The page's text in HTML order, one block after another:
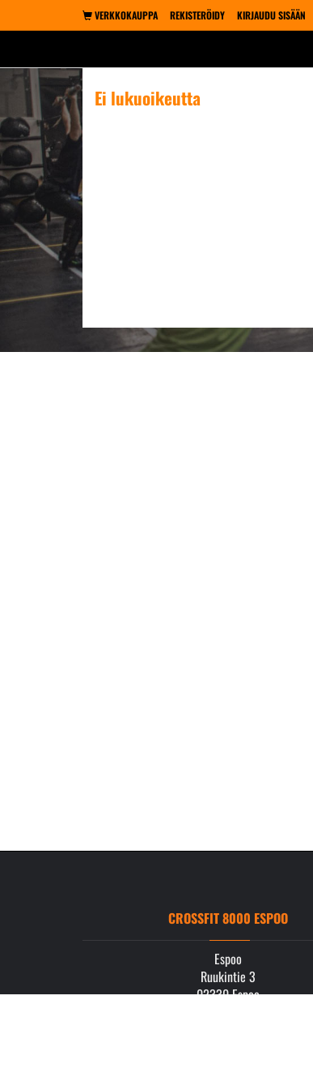
VERKKOKAUPPA REKISTERÖIDY KIRJAUDU SISÄÄN
Ei lukuoikeutta
CROSSFIT 8000 ESPOO
Espoo
Ruukintie 3
02330 Espoo